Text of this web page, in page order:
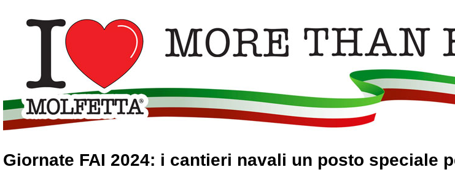
Giornate FAI 2024: i cantieri navali un posto speciale